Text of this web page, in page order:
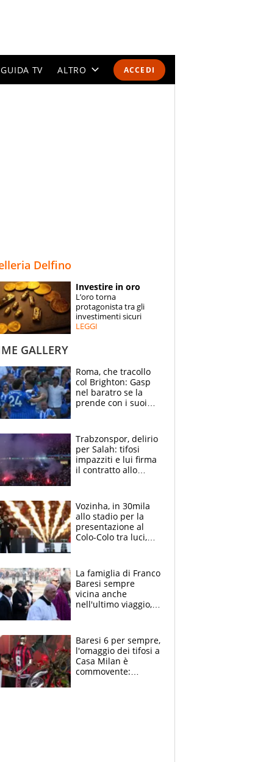
ACCEDI
GUIDA TV ALTRO
SPECIALI
ESPERTI
Delfino
Investire in oro
L’oro torna
protagonista tra gli
investimenti sicuri
LEGGI
GALLERY
Roma, che tracollo
col Brighton: Gasp
nel baratro se la
prende con i suoi
Trabzonspor, delirio
per Salah: tifosi
impazziti e lui firma
il contratto allo
Vozinha, in 30mila
allo stadio per la
presentazione al
Colo-Colo tra luci,
La famiglia di Franco
Baresi sempre
vicina anche
nell'ultimo viaggio,
circondati
dall'affetto dei tifosi
Baresi 6 per sempre,
l'omaggio dei tifosi a
Casa Milan è
commovente: